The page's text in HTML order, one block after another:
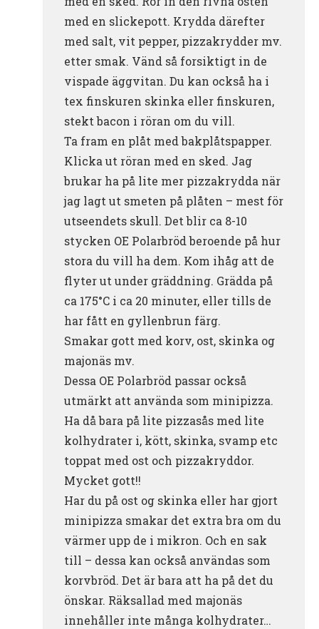
med en slickepott. Krydda därefter
med salt, vit pepper, pizzakrydder mv.
etter smak. Vänd så forsiktigt in de
vispade äggvitan. Du kan också ha i
tex finskuren skinka eller finskuren,
stekt bacon i röran om du vill.
Ta fram en plåt med bakplåtspapper.
Klicka ut röran med en sked. Jag
brukar ha på lite mer pizzakrydda när
jag lagt ut smeten på plåten – mest för
utseendets skull. Det blir ca 8-10
stycken OE Polarbröd beroende på hur
stora du vill ha dem. Kom ihåg att de
flyter ut under gräddning. Grädda på
ca 175°C i ca 20 minuter, eller tills de
har fått en gyllenbrun färg.
Smakar gott med korv, ost, skinka og
majonäs mv.
Dessa OE Polarbröd passar också
utmärkt att använda som minipizza.
Ha då bara på lite pizzasås med lite
kolhydrater i, kött, skinka, svamp etc
toppat med ost och pizzakryddor.
Mycket gott!!
Har du på ost og skinka eller har gjort
minipizza smakar det extra bra om du
värmer upp de i mikron. Och en sak
till – dessa kan också användas som
korvbröd. Det är bara att ha på det du
önskar. Räksallad med majonäs
innehåller inte många kolhydrater…